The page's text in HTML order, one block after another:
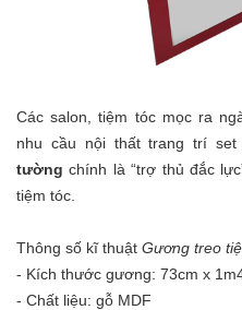
Các salon, tiệm tóc mọc ra
nhu cầu nội thất trang trí
tường chính là “trợ thủ đắc
tiệm tóc.
Thông số kĩ thuật Gương treo
- Kích thước gương: 73cm x
- Chất liệu: gỗ MDF